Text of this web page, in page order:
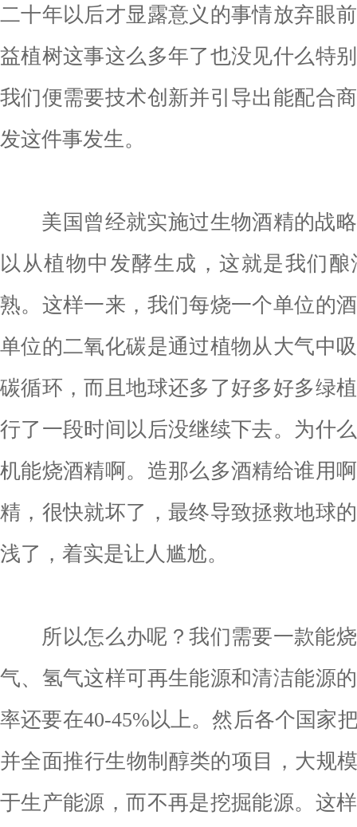
二十年以后才显露意义的事情放弃眼
益植树这事这么多年了也没见什么特
我们便需要技术创新并引导出能配合
发这件事发生。
美国曾经就实施过生物酒精的战略
以从植物中发酵生成，这就是我们
熟。这样一来，我们每烧一个单位的
单位的二氧化碳是通过植物从大气中
碳循环，而且地球还多了好多好多绿
行了一段时间以后没继续下去。为什
机能烧酒精啊。造那么多酒精给谁用
精，很快就坏了，最终导致拯救地球
浅了，着实是让人尴尬。
所以怎么办呢？我们需要一款能烧
气、氢气这样可再生能源和清洁能源
率还要在40-45%以上。然后各个国家
并全面推行生物制醇类的项目，大规
于生产能源，而不再是挖掘能源。这